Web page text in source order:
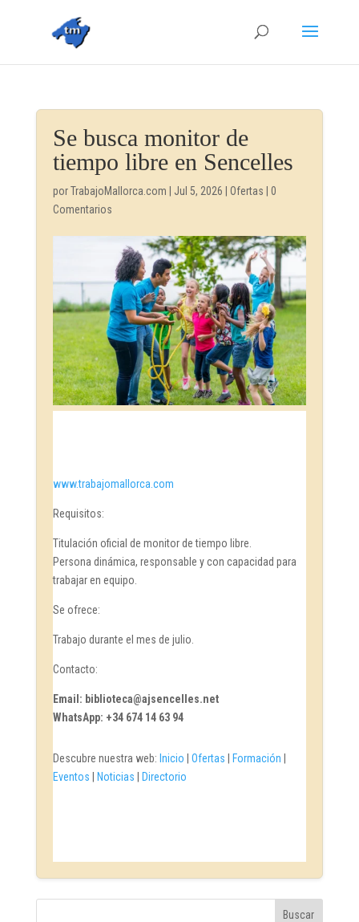
Se busca monitor de
tiempo libre en Sencelles
porTrabajoMallorca.com Jul 5, 2026 Ofertas
0
Comentarios
www.trabajomallorca.com
Requisitos:
Titulación oficial de monitor de tiempo libre.
Persona dinámica, responsable y con capacidad para
trabajar en equipo.
Se ofrece:
Trabajo durante el mes de julio.
Contacto:
Email: biblioteca@ajsencelles.net
WhatsApp: +34 674 14 63 94
Descubre nuestra web: Inicio Ofertas Formación
Eventos
Noticias Directorio
Buscar